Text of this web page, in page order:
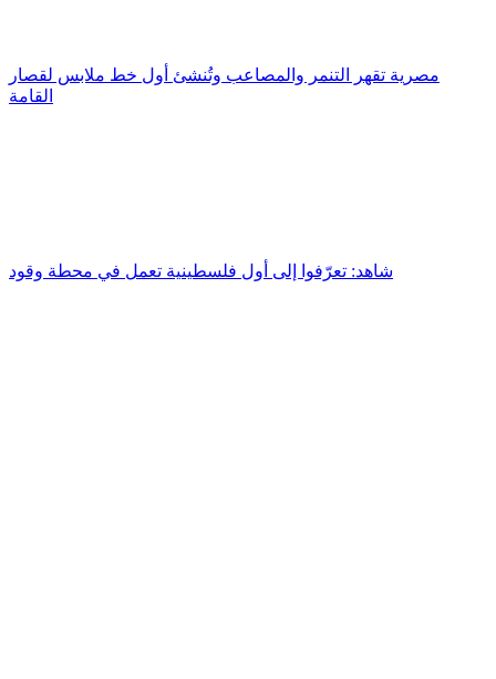
مصرية تقهر التنمر والمصاعب وتُنشئ أول خط ملابس لقصار
القامة
شاهد: تعرّفوا إلى أول فلسطينية تعمل في محطة وقود